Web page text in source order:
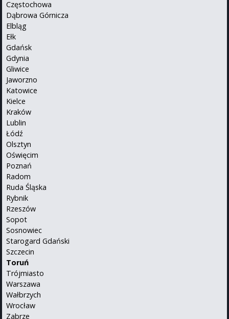
Częstochowa
Dąbrowa Górnicza
Elbląg
Ełk
Gdańsk
Gdynia
Gliwice
Jaworzno
Katowice
Kielce
Kraków
Lublin
Łódź
Olsztyn
Oświęcim
Poznań
Radom
Ruda Śląska
Rybnik
Rzeszów
Sopot
Sosnowiec
Starogard Gdański
Szczecin
Toruń
Trójmiasto
Warszawa
Wałbrzych
Wrocław
Zabrze